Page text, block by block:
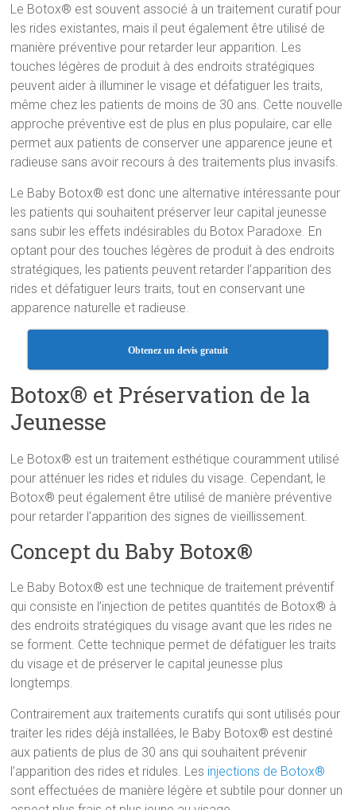
Le Botox® est souvent associé à un traitement curatif pour
les rides existantes, mais il peut également être utilisé de
manière préventive pour retarder leur apparition. Les
touches légères de produit à des endroits stratégiques
peuvent aider à illuminer le visage et défatiguer les traits,
même chez les patients de moins de 30 ans. Cette nouvelle
approche préventive est de plus en plus populaire, car elle
permet aux patients de conserver une apparence jeune et
radieuse sans avoir recours à des traitements plus invasifs.
Le Baby Botox® est donc une alternative intéressante pour
les patients qui souhaitent préserver leur capital jeunesse
sans subir les effets indésirables du Botox Paradoxe. En
optant pour des touches légères de produit à des endroits
stratégiques, les patients peuvent retarder l’apparition des
rides et défatiguer leurs traits, tout en conservant une
apparence naturelle et radieuse.
Obtenez un devis gratuit
Botox® et Préservation de la
Jeunesse
Le Botox® est un traitement esthétique couramment utilisé
pour atténuer les rides et ridules du visage. Cependant, le
Botox® peut également être utilisé de manière préventive
pour retarder l’apparition des signes de vieillissement.
Concept du Baby Botox®
Le Baby Botox® est une technique de traitement préventif
qui consiste en l’injection de petites quantités de Botox® à
des endroits stratégiques du visage avant que les rides ne
se forment. Cette technique permet de défatiguer les traits
du visage et de préserver le capital jeunesse plus
longtemps.
Contrairement aux traitements curatifs qui sont utilisés pour
traiter les rides déjà installées, le Baby Botox® est destiné
aux patients de plus de 30 ans qui souhaitent prévenir
l’apparition des rides et ridules. Les injections de Botox®
sont effectuées de manière légère et subtile pour donner un